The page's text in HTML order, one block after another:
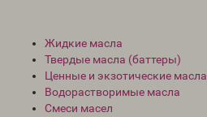
Жидкие масла
Твердые масла (баттеры)
Ценные и экзотические масла
Водорастворимые масла
Смеси масел